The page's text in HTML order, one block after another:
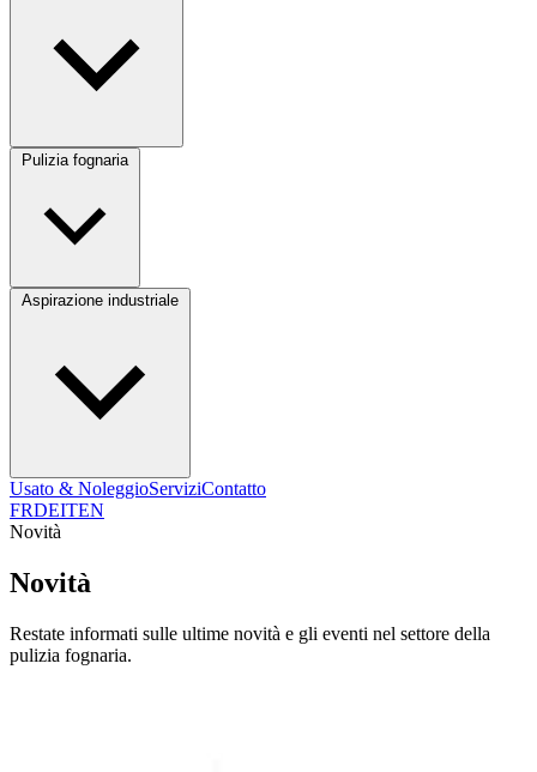
Pulizia fognaria
Usato & NoleggioServiziContatto
FRDEITEN
Novità
Novità
Restate informati sulle ultime novità e gli eventi nel settore della
pulizia fognaria.